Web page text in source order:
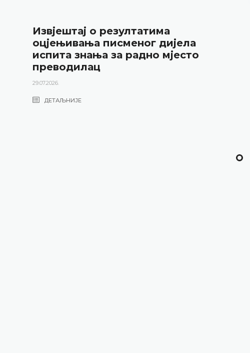
Извјештај о резултатима
оцјењивања писменог дијела
испита знања за радно мјесто
преводилац
29.07.2026.
ДЕТАЉНИЈЕ